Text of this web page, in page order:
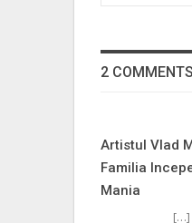
2 COMMENTS
Artistul Vlad
Familia
Mania
[…]